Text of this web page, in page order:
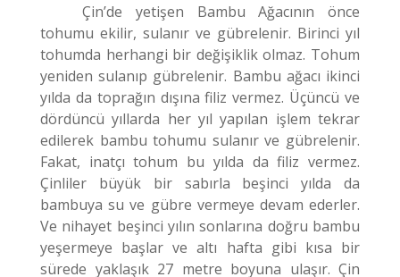
Çin’de yetişen Bambu Ağacının önce
tohumu ekilir, sulanır ve gübrelenir. Birinci yıl
tohumda herhangi bir değişiklik olmaz. Tohum
yeniden sulanıp gübrelenir. Bambu ağacı ikinci
yılda da toprağın dışına filiz vermez. Üçüncü ve
dördüncü yıllarda her yıl yapılan işlem tekrar
edilerek bambu tohumu sulanır ve gübrelenir.
Fakat, inatçı tohum bu yılda da filiz vermez.
Çinliler büyük bir sabırla beşinci yılda da
bambuya su ve gübre vermeye devam ederler.
Ve nihayet beşinci yılın sonlarına doğru bambu
yeşermeye başlar ve altı hafta gibi kısa bir
sürede yaklaşık 27 metre boyuna ulaşır. Çin